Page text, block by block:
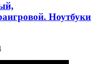
Ноутбуки